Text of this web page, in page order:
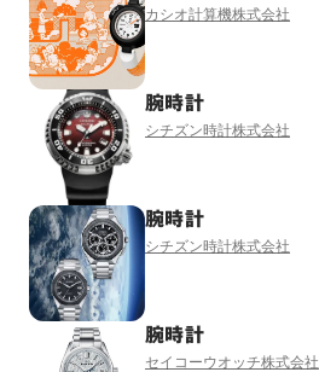
カシオ計算機株式会社
腕時計
シチズン時計株式会社
腕時計
シチズン時計株式会社
腕時計
セイコーウオッチ株式会社